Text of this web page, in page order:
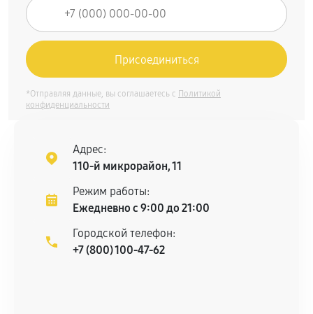
*Отправляя данные, вы соглашаетесь с Политикой
конфиденциальности
Адрес:
110-й микрорайон, 11
Режим работы:
Ежедневно с 9:00 до 21:00
Городской телефон:
+7 (800) 100-47-62